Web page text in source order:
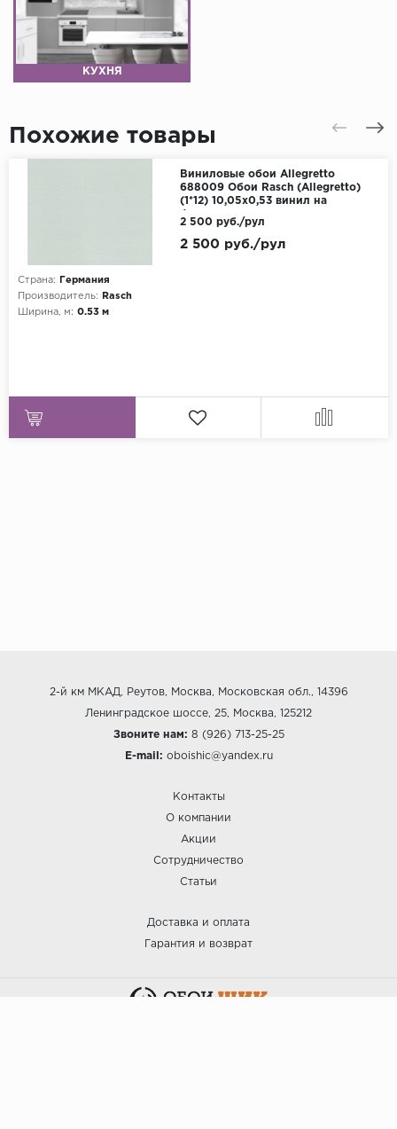
КУХНЯ
Похожие товары
Виниловые обои Allegretto
688009 Обои Rasch (Allegretto)
(1*12) 10,05x0,53 винил на
Страна:
Германия
Производитель:
Rasch
Ширина, м: 0.53 м
2 500 руб./рул
2 500 руб./рул
2-й км МКАД, Реутов, Москва, Московская обл., 14396
Ленинградское шоссе, 25, Москва, 125212
Звоните нам: 8 (926) 713-25-25
E-mail: oboishic@yandex.ru
Контакты
О компании
Акции
Сотрудничество
Статьи
Доставка и оплата
Гарантия и возврат